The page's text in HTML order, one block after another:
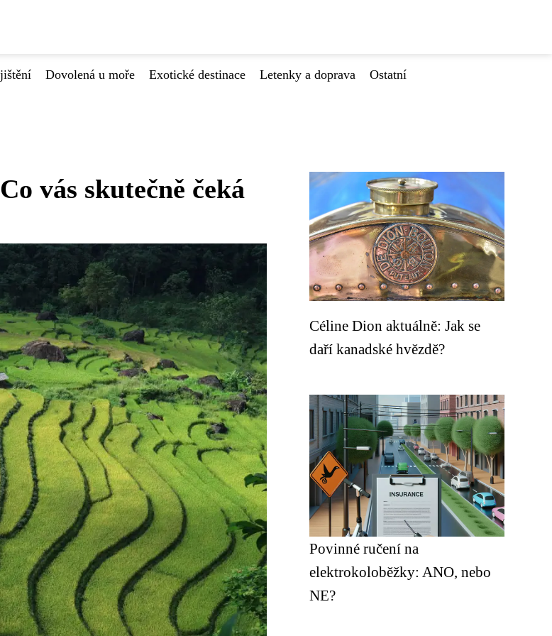
Dovolená u moře Exotické destinace Letenky a doprava
Ostatní
vás skutečně čeká
Céline Dion aktuálně: Jak se
daří kanadské hvězdě?
Povinné ručení na
elektrokoloběžky: ANO, nebo
NE?